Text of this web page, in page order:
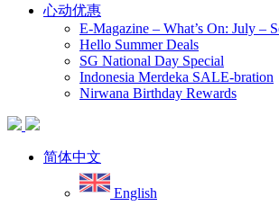
心动优惠
E-Magazine – What’s On: July –
Hello Summer Deals
SG National Day Special
Indonesia Merdeka SALE-bration
Nirwana Birthday Rewards
简体中文
English